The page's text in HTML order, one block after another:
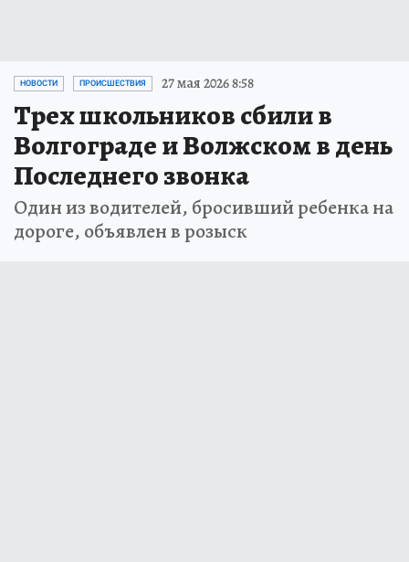
НОВОСТИ ПРОИСШЕСТВИЯ 27 мая 2026 8:58
Трех школьников сбили в
Волгограде и Волжском в день
Последнего звонка
Один из водителей, бросивший ребенка на
дороге, объявлен в розыск